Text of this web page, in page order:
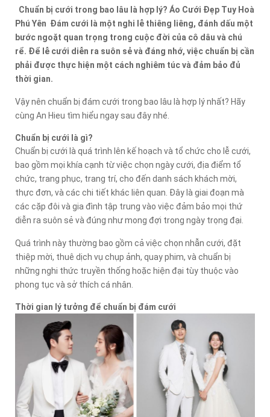
Chuẩn bị cưới trong bao lâu là hợp lý? Áo Cưới Đẹp Tuy Hoà
Phú Yên Đám cưới là một nghi lễ thiêng liêng, đánh dấu một
bước ngoặt quan trọng trong cuộc đời của cô dâu và chú
rể. Để lễ cưới diễn ra suôn sẻ và đáng nhớ, việc chuẩn bị cần
phải được thực hiện một cách nghiêm túc và đảm bảo đủ
thời gian.
Vậy nên chuẩn bị đám cưới trong bao lâu là hợp lý nhất? Hãy
cùng An Hieu tìm hiểu ngay sau đây nhé.
Chuẩn bị cưới là gì?
Chuẩn bị cưới là quá trình lên kế hoạch và tổ chức cho lễ cưới,
bao gồm mọi khía cạnh từ việc chọn ngày cưới, địa điểm tổ
chức, trang phục, trang trí, cho đến danh sách khách mời,
thực đơn, và các chi tiết khác liên quan. Đây là giai đoạn mà
các cặp đôi và gia đình tập trung vào việc đảm bảo mọi thứ
diễn ra suôn sẻ và đúng như mong đợi trong ngày trọng đại.
Quá trình này thường bao gồm cả việc chọn nhẫn cưới, đặt
thiệp mời, thuê dịch vụ chụp ảnh, quay phim, và chuẩn bị
những nghi thức truyền thống hoặc hiện đại tùy thuộc vào
phong tục và sở thích cá nhân.
Thời gian lý tưởng để chuẩn bị đám cưới